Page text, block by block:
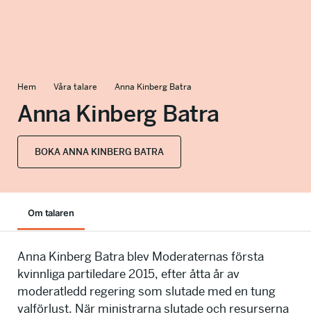
Hem Våra talare Anna Kinberg Batra
Anna Kinberg Batra
BOKA ANNA KINBERG BATRA
Om talaren
Anna Kinberg Batra blev Moderaternas första
kvinnliga partiledare 2015, efter åtta år av
moderatledd regering som slutade med en tung
valförlust. När ministrarna slutade och resurserna